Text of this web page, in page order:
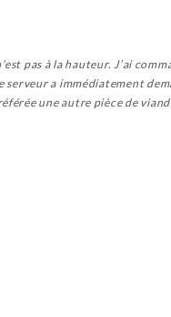
pas à la hauteur. J’ai
a immédiatement
une autre pièce de